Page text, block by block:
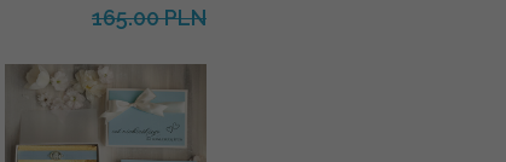
165.00 PLN